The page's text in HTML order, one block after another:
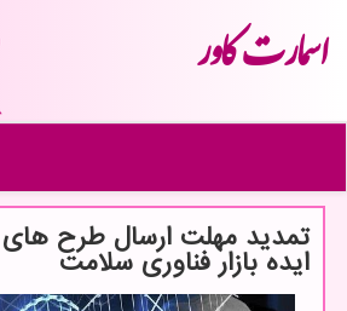
اسمارت كاور
تمدید مهلت ارسال طرح های
ایده بازار فناوری سلامت